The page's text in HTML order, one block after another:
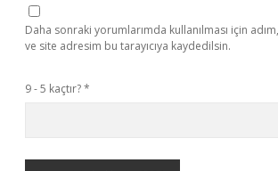
Daha sonraki yorumlarımda kullanılması için
ve site adresim bu tarayıcıya kaydedilsin.
9 - 5 kaçtır?*